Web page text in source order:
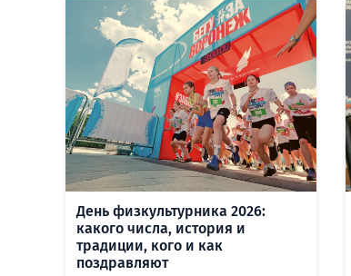
День физкультурника 2026:
какого числа, история и
традиции, кого и как
поздравляют